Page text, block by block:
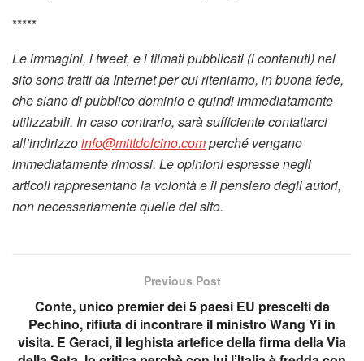
*****
Le immagini, i tweet, e i filmati pubblicati (i contenuti) nel
sito sono tratti da Internet per cui riteniamo, in buona fede,
che siano di pubblico dominio e quindi immediatamente
utilizzabili. In caso contrario, sarà sufficiente contattarci
all’indirizzoinfo@mittdolcino.comperché vengano
immediatamente rimossi. Le opinioni espresse negli
articoli rappresentano la volontà e il pensiero degli autori,
non necessariamente quelle del sito.
Previous Post
Conte, unico premier dei 5 paesi EU prescelti da
Pechino, rifiuta di incontrare il ministro Wang Yi in
visita. E Geraci, il leghista artefice della firma della Via